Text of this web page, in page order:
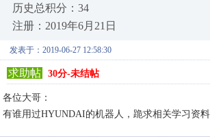
历史总积分：34
注册：2019年6月21日
发表于：2019-06-27 12:58:30
求助帖 30分-未结帖
各位大哥：
有谁用过HYUNDAI的机器人，跪求相关学习资料